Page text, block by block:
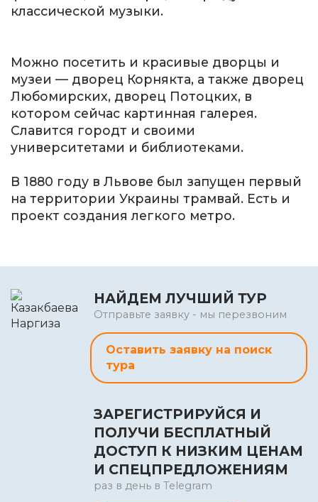
классической музыки.
Можно посетить и красивые дворцы и
музеи — дворец Корнякта, а также дворец
Любомирских, дворец Потоцких, в
котором сейчас картинная галерея.
Славится городт и своими
университетами и библиотеками.
В 1880 году в Львове был запущен первый
на территории Украины трамвай. Есть и
проект создания легкого метро.
НАЙДЕМ ЛУЧШИЙ ТУР
Отправьте заявку - мы перезвоним
Оставить заявку на поиск
тура
ЗАРЕГИСТРИРУЙСЯ И
ПОЛУЧИ БЕСПЛАТНЫЙ
ДОСТУП К НИЗКИМ ЦЕНАМ
И СПЕЦПРЕДЛОЖЕНИЯМ
раз в день в Telegram